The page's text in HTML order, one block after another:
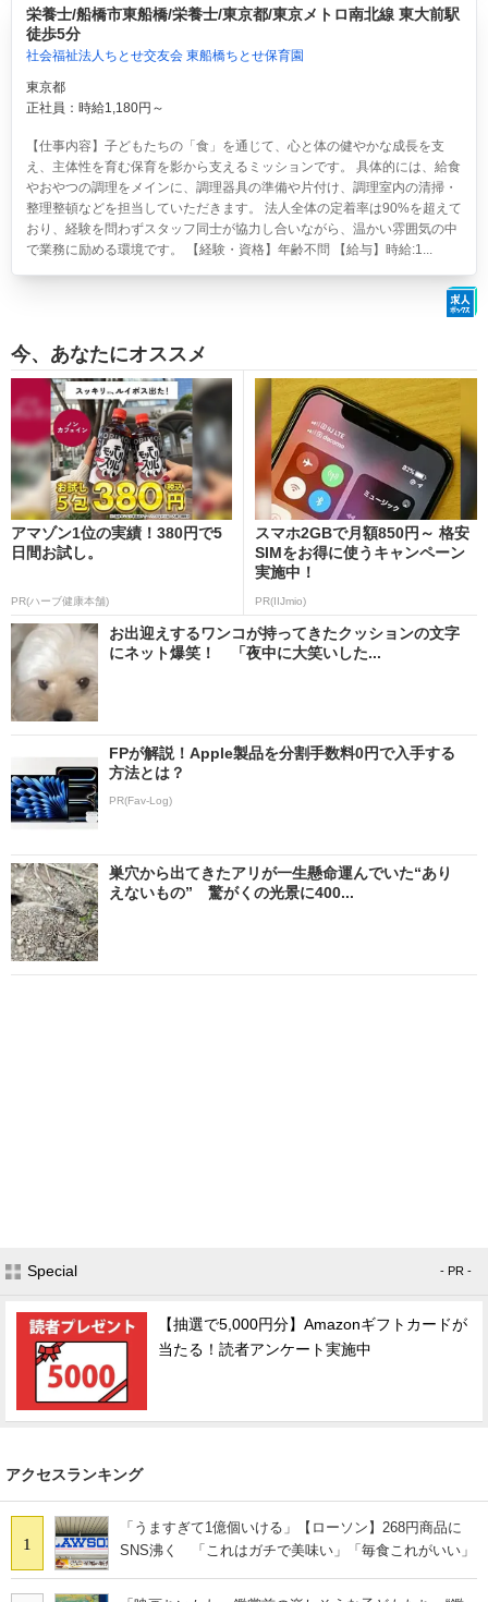
栄養士/船橋市東船橋/栄養士/東京都/東京メトロ南北線 東大前駅
徒歩5分
社会福祉法人ちとせ交友会 東船橋ちとせ保育園
東京都
正社員：時給1,180円～
【仕事内容】子どもたちの「食」を通じて、心と体の健やかな成長を支
え、主体性を育む保育を影から支えるミッションです。 具体的には、給食
やおやつの調理をメインに、調理器具の準備や片付け、調理室内の清掃・
整理整頓などを担当していただきます。 法人全体の定着率は90%を超えて
おり、経験を問わずスタッフ同士が協力し合いながら、温かい雰囲気の中
で業務に励める環境です。 【経験・資格】年齢不問 【給与】時給:1...
今、あなたにオススメ
アマゾン1位の実績！380円で5
日間お試し。
PR(ハーブ健康本舗)
スマホ2GBで月額850円～ 格安
SIMをお得に使うキャンペーン
実施中！
PR(IIJmio)
お出迎えするワンコが持ってきたクッションの文字
にネット爆笑！ 「夜中に大笑いした...
FPが解説！Apple製品を分割手数料0円で入手する
方法とは？
PR(Fav-Log)
巣穴から出てきたアリが一生懸命運んでいた“あり
えないもの” 驚がくの光景に400...
Special - PR -
【抽選で5,000円分】Amazonギフトカードが
当たる！読者アンケート実施中
アクセスランキング
1
「うますぎて1億個いける」【ローソン】268円商品に
SNS沸く 「これはガチで美味い」「毎食これがいい」